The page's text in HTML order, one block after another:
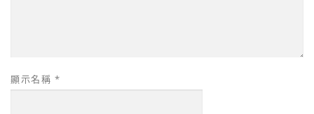
顯示名稱 *